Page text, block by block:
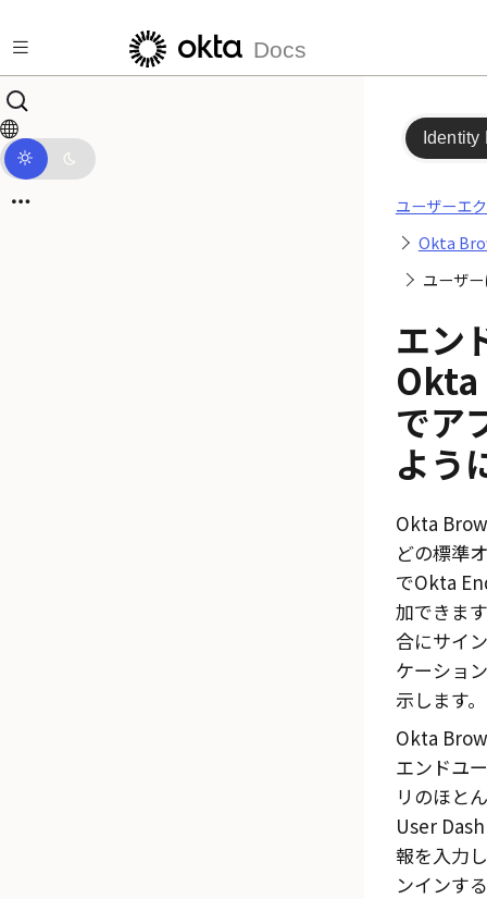
Docs
Identity
ユーザーエ
Okta
ユーザ
エン
でア
よう
Okta
どの標準
でOkta
加できま
合にサイ
ケーショ
示します。
Okta
エンドユ
リのほと
User
報を入力
ンインす